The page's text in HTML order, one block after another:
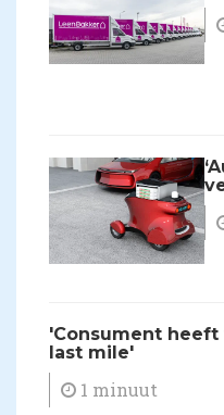
'Consument
last mile'
1 minuut